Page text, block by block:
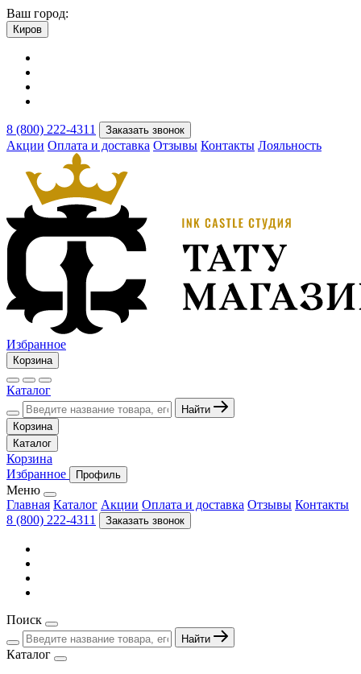
Ваш город:
Киров
8 (800) 222-4311 Заказать звонок
Акции Оплата и доставка Отзывы Контакты Лояльность
Избранное
Корзина
Каталог
Найти
Корзина
Каталог
Корзина
Избранное
Профиль
Меню
Главная Каталог Акции Оплата и доставка Отзывы Контакты
8 (800) 222-4311
Заказать звонок
Поиск
Найти
Каталог